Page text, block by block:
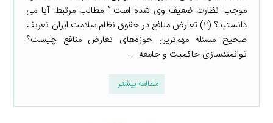
موجب نظارت ضعیف وی شده است.” مطالب مرتبط: آیا می
دانستید؟ (۲) تعارض منافع در حقوق نظام سلامت ایران تعریف
صحیح مسئله مهم‌ترین حوزه‌های تعارض منافع چیست؟
توانمندسازی حاکمیت و جامعه ...
مطالعه بیشتر